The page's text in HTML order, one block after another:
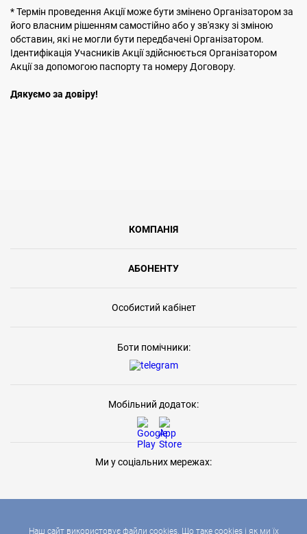
Наш сайт використовує файли cookies. Що таке cookies і як ми їх
* Термін проведення Акції може бути змінено Організатором за
його власним рішенням самостійно або у зв'язку зі зміною
обставин, які не могли бути передбачені Організатором.
Ідентифікація Учасників Акції здійснюється Організатором
Акції за допомогою паспорту та номеру Договору.
Дякуємо за довіру!
КОМПАНІЯ
АБОНЕНТУ
Особистий кабінет
Боти помічники:
Мобільний додаток:
Ми у соціальних мережах: